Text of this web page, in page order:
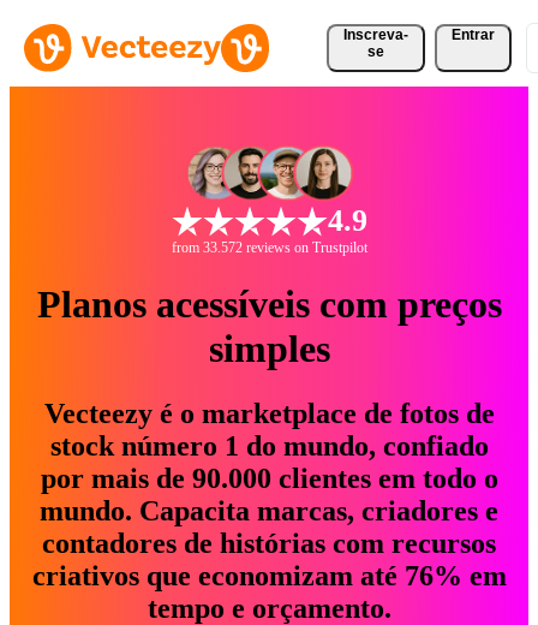
Inscreva-
se
Entrar
4.9
from 33.572 reviews on Trustpilot
Planos acessíveis com preços
simples
Vecteezy é o marketplace de fotos de
stock número 1 do mundo, confiado
por mais de 90.000 clientes em todo o
mundo. Capacita marcas, criadores e
contadores de histórias com recursos
criativos que economizam até 76% em
tempo e orçamento.